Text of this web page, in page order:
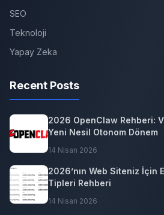
SEO
Teknoloji
Yapay Zeka
Recent Posts
2026 OpenClaw Rehberi:
Yeni Nesil Otonom Dönem
14 Nisan 2026
2026’nın Web Siteniz İçin
Tipleri Rehberi
14 Nisan 2026